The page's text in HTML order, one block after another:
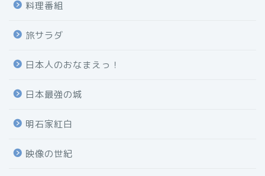
料理番組
旅サラダ
日本人のおなまえっ！
日本最強の城
明石家紅白
映像の世紀